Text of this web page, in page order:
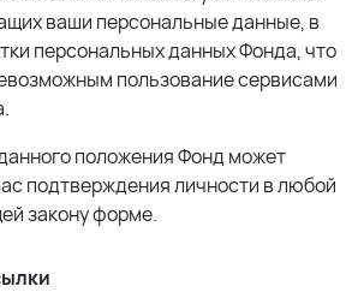
ваши персональные данные, в
персональных данных Фонда, что
пользование сервисами
положения Фонд может
подтверждения личности в любой
закону форме.